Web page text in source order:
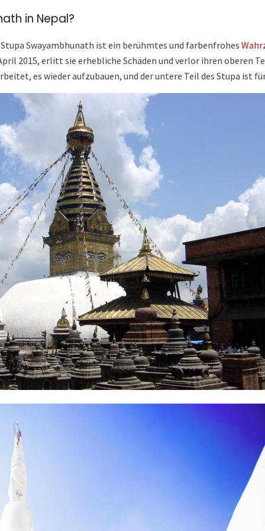
in Nepal?
Swayambhunath ist ein berühmtes und farbenfrohes
2015, erlitt sie erhebliche Schäden und verlor ihren oberen
es wieder aufzubauen, und der untere Teil des Stupa ist